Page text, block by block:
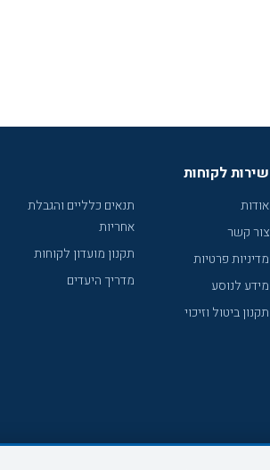
שירות לקוחות
אודות
צור קשר
מדיניות פרטיות
מידע לנוסע
תקנון ביטול וזיכוי
תנאים כלליים והגבלת
אחריות
תקנון מועדון לקוחות
מדריך היעדים